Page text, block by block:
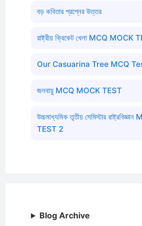
বড় কবিতার প্রশ্নের উত্তর
রাষ্ট্রীয় ক্রিকেট খেলা MCQ MOCK
Our Casuarina Tree MCQ
জলবায়ু MCQ MOCK TEST
উচ্চমাধ্যমিক তৃতীয় সেমিস্টার
TEST 2
Blog Archive